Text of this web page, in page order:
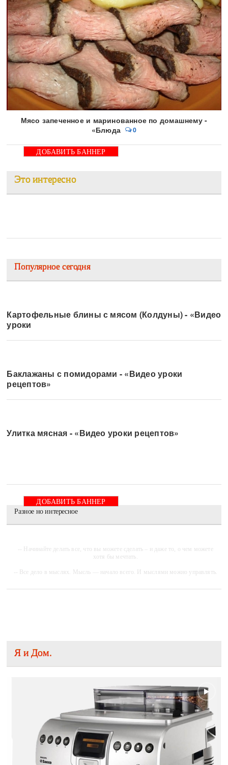
Мясо запеченное и маринованное по домашнему -
«Блюда
0
ДОБАВИТЬ БАННЕР
Это интересно
Популярное сегодня
Картофельные блины с мясом (Колдуны) - «Видео
уроки
Баклажаны с помидорами - «Видео уроки
рецептов»
Улитка мясная - «Видео уроки рецептов»
ДОБАВИТЬ БАННЕР
Разное но интересное
-- Начинайте делать все, что вы можете сделать – и даже то, о чем можете
хотя бы мечтать.
-- Все дело в мыслях. Мысль — начало всего. И мыслями можно управлять.
ушей. Он никогда не бывает полезен никому, кроме того, кто его дал.
Я и Дом.